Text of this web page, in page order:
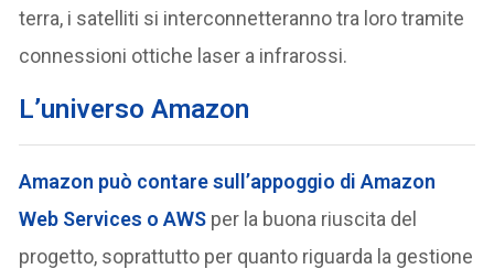
terra, i satelliti si interconnetteranno tra loro tramite
connessioni ottiche laser a infrarossi.
L’universo Amazon
Amazon può contare sull’appoggio di Amazon
Web Services o AWS per la buona riuscita del
progetto, soprattutto per quanto riguarda la gestione